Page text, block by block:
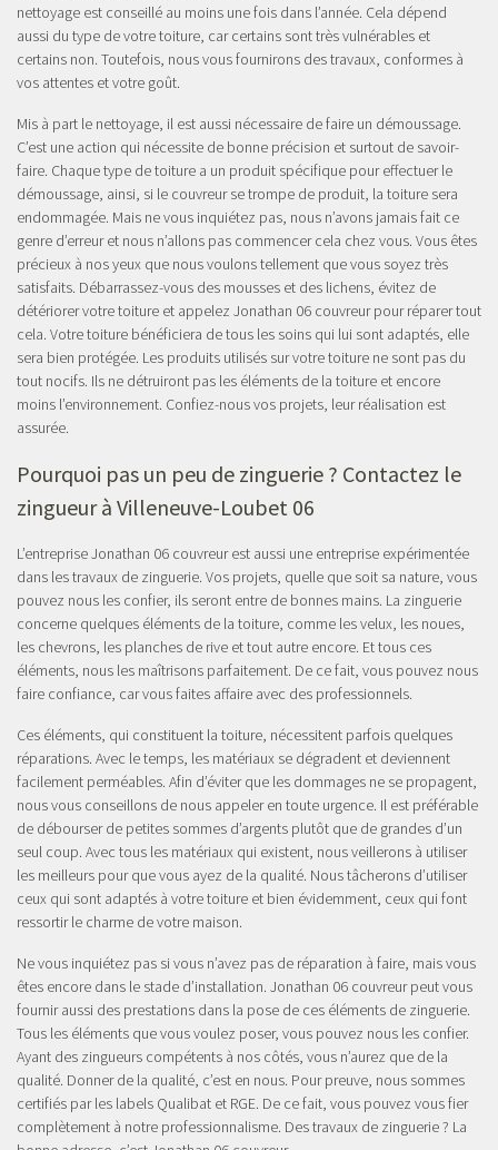
nettoyage est conseillé au moins une fois dans l’année. Cela dépend
aussi du type de votre toiture, car certains sont très vulnérables et
certains non. Toutefois, nous vous fournirons des travaux, conformes à
vos attentes et votre goût.
Mis à part le nettoyage, il est aussi nécessaire de faire un démoussage.
C’est une action qui nécessite de bonne précision et surtout de savoir-
faire. Chaque type de toiture a un produit spécifique pour effectuer le
démoussage, ainsi, si le couvreur se trompe de produit, la toiture sera
endommagée. Mais ne vous inquiétez pas, nous n’avons jamais fait ce
genre d’erreur et nous n’allons pas commencer cela chez vous. Vous êtes
précieux à nos yeux que nous voulons tellement que vous soyez très
satisfaits. Débarrassez-vous des mousses et des lichens, évitez de
détériorer votre toiture et appelez Jonathan 06 couvreur pour réparer tout
cela. Votre toiture bénéficiera de tous les soins qui lui sont adaptés, elle
sera bien protégée. Les produits utilisés sur votre toiture ne sont pas du
tout nocifs. Ils ne détruiront pas les éléments de la toiture et encore
moins l’environnement. Confiez-nous vos projets, leur réalisation est
assurée.
Pourquoi pas un peu de zinguerie ? Contactez le
zingueur à Villeneuve-Loubet 06
L’entreprise Jonathan 06 couvreur est aussi une entreprise expérimentée
dans les travaux de zinguerie. Vos projets, quelle que soit sa nature, vous
pouvez nous les confier, ils seront entre de bonnes mains. La zinguerie
concerne quelques éléments de la toiture, comme les velux, les noues,
les chevrons, les planches de rive et tout autre encore. Et tous ces
éléments, nous les maîtrisons parfaitement. De ce fait, vous pouvez nous
faire confiance, car vous faites affaire avec des professionnels.
Ces éléments, qui constituent la toiture, nécessitent parfois quelques
réparations. Avec le temps, les matériaux se dégradent et deviennent
facilement perméables. Afin d’éviter que les dommages ne se propagent,
nous vous conseillons de nous appeler en toute urgence. Il est préférable
de débourser de petites sommes d’argents plutôt que de grandes d’un
seul coup. Avec tous les matériaux qui existent, nous veillerons à utiliser
les meilleurs pour que vous ayez de la qualité. Nous tâcherons d’utiliser
ceux qui sont adaptés à votre toiture et bien évidemment, ceux qui font
ressortir le charme de votre maison.
Ne vous inquiétez pas si vous n’avez pas de réparation à faire, mais vous
êtes encore dans le stade d’installation. Jonathan 06 couvreur peut vous
fournir aussi des prestations dans la pose de ces éléments de zinguerie.
Tous les éléments que vous voulez poser, vous pouvez nous les confier.
Ayant des zingueurs compétents à nos côtés, vous n’aurez que de la
qualité. Donner de la qualité, c’est en nous. Pour preuve, nous sommes
certifiés par les labels Qualibat et RGE. De ce fait, vous pouvez vous fier
complètement à notre professionnalisme. Des travaux de zinguerie ? La